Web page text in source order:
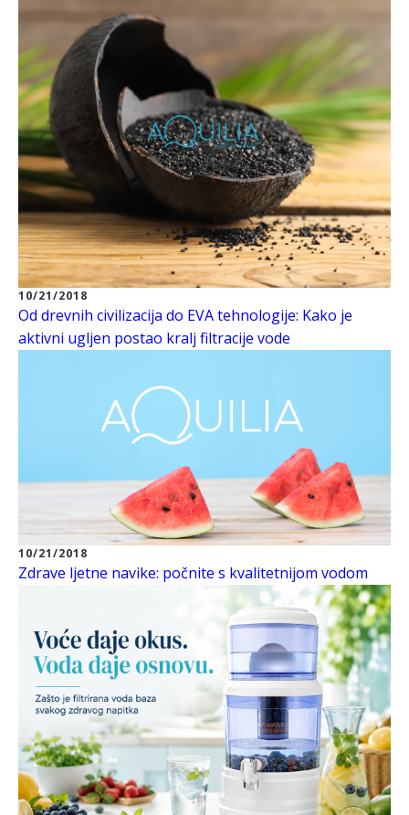
10/21/2018
Od drevnih civilizacija do EVA tehnologije: Kako je
aktivni ugljen postao kralj filtracije vode
10/21/2018
Zdrave ljetne navike: počnite s kvalitetnijom vodom